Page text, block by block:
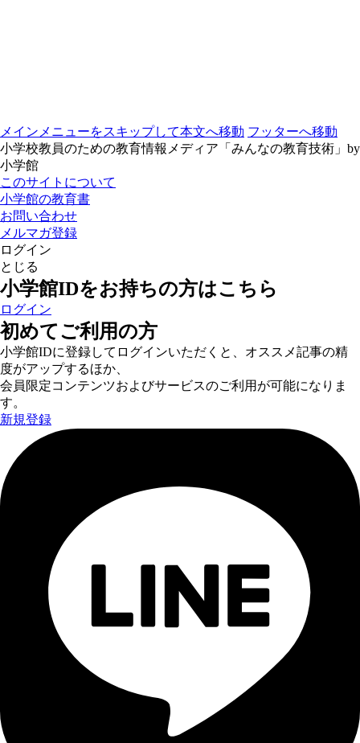
メインメニューをスキップして本文へ移動 フッターへ移動
小学校教員のための教育情報メディア「みんなの教育技術」by
小学館
このサイトについて
小学館の教育書
お問い合わせ
メルマガ登録
ログイン
とじる
小学館IDをお持ちの方はこちら
ログイン
初めてご利用の方
小学館IDに登録してログインいただくと、オススメ記事の精
度がアップするほか、
会員限定コンテンツおよびサービスのご利用が可能になりま
す。
新規登録